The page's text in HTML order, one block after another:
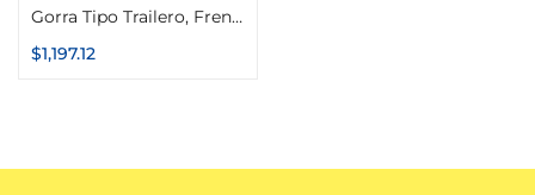
Gorra Tipo Trailero, Frente Blanco 50 piezas
$1,197.12